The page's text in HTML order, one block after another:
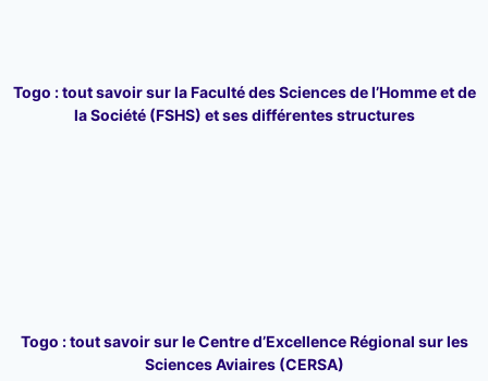
Togo : tout savoir sur la Faculté des Sciences de l’Homme et de
la Société (FSHS) et ses différentes structures
Togo : tout savoir sur le Centre d’Excellence Régional sur les
Sciences Aviaires (CERSA)